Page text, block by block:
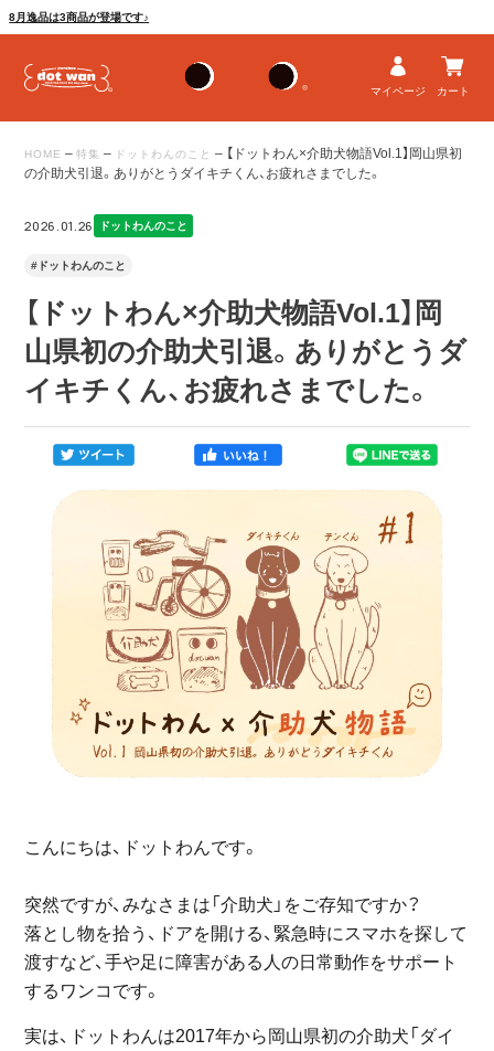
8月逸品は3商品が登場です♪
マイページ カート
HOME – 特集 – ドットわんのこと – 【ドットわん×介助犬物語Vol.1】岡山県初
の介助犬引退。ありがとうダイキチくん、お疲れさまでした。
2026.01.26 ドットわんのこと
#ドットわんのこと
【ドットわん×介助犬物語Vol.1】岡
山県初の介助犬引退。ありがとうダ
イキチくん、お疲れさまでした。
こんにちは、ドットわんです。
突然ですが、みなさまは「介助犬」をご存知ですか？
落とし物を拾う、ドアを開ける、緊急時にスマホを探して
渡すなど、手や足に障害がある人の日常動作をサポート
するワンコです。
実は、ドットわんは2017年から岡山県初の介助犬「ダイ